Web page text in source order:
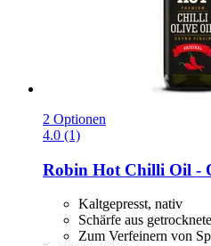
2 Optionen
4.0 (1)
Robin Hot Chilli Oil -​
Kaltgepresst, nativ
Schärfe aus
Zum Verfeinern von